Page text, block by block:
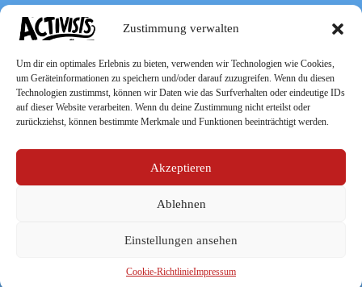
Zustimmung verwalten
Um dir ein optimales Erlebnis zu bieten, verwenden wir Technologien wie Cookies,
um Geräteinformationen zu speichern und/oder darauf zuzugreifen. Wenn du diesen
Technologien zustimmst, können wir Daten wie das Surfverhalten oder eindeutige IDs
auf dieser Website verarbeiten. Wenn du deine Zustimmung nicht erteilst oder
zurückziehst, können bestimmte Merkmale und Funktionen beeinträchtigt werden.
Akzeptieren
Ablehnen
Einstellungen ansehen
Cookie-RichtlinieImpressum
Werde Teil des The Activists Guide